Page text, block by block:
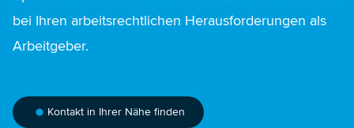
bei Ihren arbeitsrechtlichen Herausforderungen als
Arbeitgeber.
Kontakt in Ihrer Nähe finden